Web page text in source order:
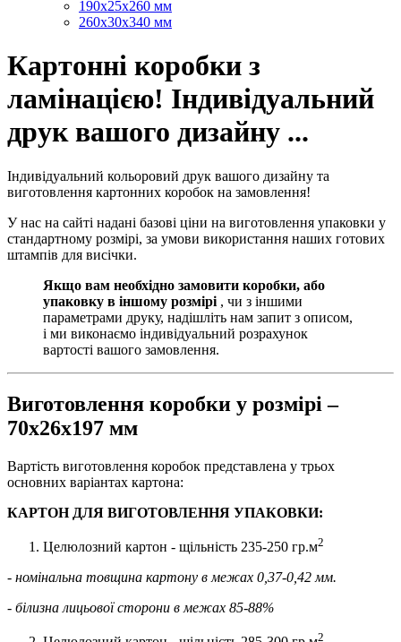
190х25х260 мм
260х30х340 мм
Картонні коробки з
ламінацією! Індивідуальний
друк вашого дизайну ...
Індивідуальний кольоровий друк вашого дизайну та
виготовлення картонних коробок на замовлення!
У нас на сайті надані базові ціни на виготовлення упаковки у
стандартному розмірі, за умови використання наших готових
штампів для висічки.
Якщо вам необхідно замовити коробки, або
упаковку в іншому розмірі , чи з іншими
параметрами друку, надішліть нам запит з описом,
і ми виконаємо індивідуальний розрахунок
вартості вашого замовлення.
Виготовлення коробки у розмірі –
70х26х197 мм
Вартість виготовлення коробок представлена у трьох
основних варіантах картона:
КАРТОН ДЛЯ ВИГОТОВЛЕННЯ УПАКОВКИ:
Целюлозний картон - щільність 235-250 гр.м2
- номінальна товщина картону в межах 0,37-0,42 мм.
- білизна лицьової сторони в межах 85-88%
2